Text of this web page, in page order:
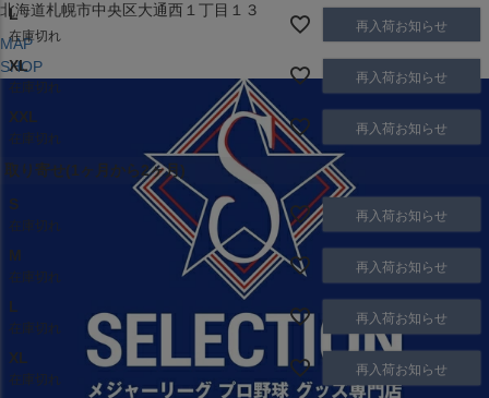
北海道札幌市中央区大通西１丁目１３
MAP
SHOP
L
在庫切れ
再入荷お知らせ
XL
在庫切れ
再入荷お知らせ
XXL
在庫切れ
再入荷お知らせ
取り寄せ(1ヶ月から2ヶ月)
S
在庫切れ
再入荷お知らせ
M
在庫切れ
再入荷お知らせ
L
在庫切れ
再入荷お知らせ
XL
在庫切れ
再入荷お知らせ